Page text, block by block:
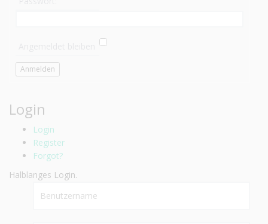
Anmelden
Login
Login
Register
Forgot?
Halblanges Login.